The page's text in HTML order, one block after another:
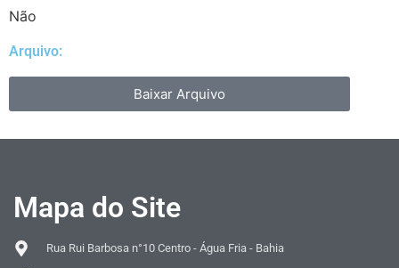
Não
Arquivo:
Baixar Arquivo
Mapa do Site
Rua Rui Barbosa n°10 Centro - Água Fria - Bahia